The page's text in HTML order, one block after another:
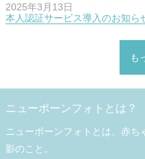
2025年3月13日
本人認証サービス導入のお知ら
も
ニューボーンフォトとは？
ニューボーンフォトとは、赤
影のこと。